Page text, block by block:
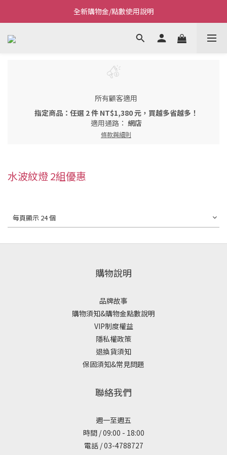
Welcome~私藏生活~
全新購物金/點數使用說明
Welcome~私藏生活~
所有顧客適用
指定商品：任選 2 件 NT$1,380 元，買越多省越多！
適用通路： 網店
條款與細則
水波紋燈 2組優惠
每頁顯示 24 個
購物說明
品牌故事
購物須知&購物金點數說明
VIP制度權益
隱私權政策
退換貨須知
保固須知&常見問題
聯絡我們
週一至週五
時間 / 09:00 - 18:00
電話 / 03-4788727